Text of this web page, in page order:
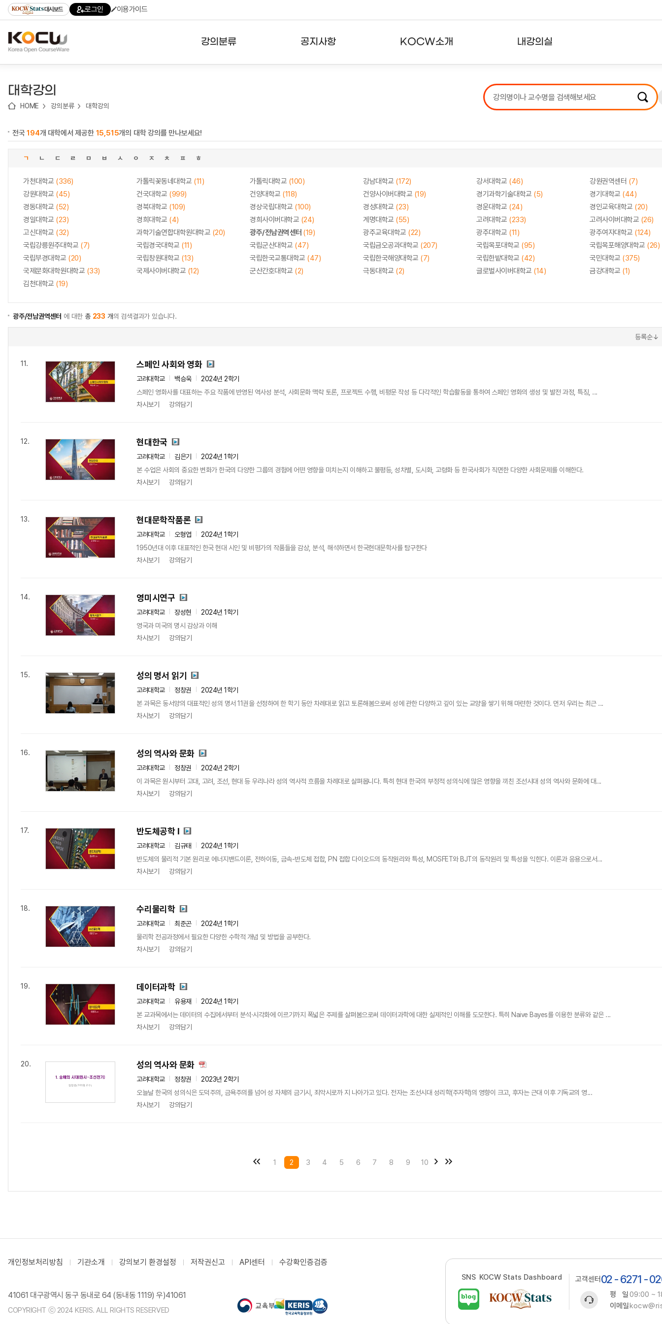
기
기
기
content)
가
대시보드 로그인 이용가이드
강의분류 공지사항 KOCW소개 내강의실
강의리스트
수강확인증강의
대학강의
HOME 강의분류 대학강의
전국194개 대학에서 제공한 15,515개의 대학 강의를 만나보세요!
ㄱ ㄴ ㄷ ㄹ ㅁ ㅂ ㅅ ㅇ ㅈ ㅊ ㅍ ㅎ
가천대학교 (336) 가톨릭꽃동네대학교 (11) 가톨릭대학교 (100) 강남대학교 (172) 강서대학교 (46) 강원권역센터 (7)
강원대학교 (45) 건국대학교 (999) 건양대학교 (118) 건양사이버대학교 (19) 경기과학기술대학교 (5) 경기대학교 (44)
경동대학교 (52) 경북대학교 (109) 경상국립대학교 (100) 경성대학교 (23) 경운대학교 (24) 경인교육대학교 (20)
경일대학교 (23) 경희대학교 (4) 경희사이버대학교 (24) 계명대학교 (55) 고려대학교 (233) 고려사이버대학교 (26)
고신대학교 (32) 과학기술연합대학원대학교 (20) 광주/전남권역센터 (19) 광주교육대학교 (22) 광주대학교 (11) 광주여자대학교 (124)
국립강릉원주대학교 (7) 국립경국대학교 (11) 국립군산대학교 (47) 국립금오공과대학교 (207) 국립목포대학교 (95) 국립목포해양대학교 (26)
국립부경대학교 (20) 국립창원대학교 (13) 국립한국교통대학교 (47) 국립한국해양대학교 (7) 국립한밭대학교 (42) 국민대학교 (375)
국제문화대학원대학교 (33) 국제사이버대학교 (12) 군산간호대학교 (2) 극동대학교 (2) 글로벌사이버대학교 (14) 금강대학교 (1)
김천대학교 (19)
광주/전남권역센터 에 대한 총 233 개의 검색결과가 있습니다.
등록순↓
11. 스페인 사회와 영화
고려대학교 백승욱
2024년 2학기
스페인 영화사를 대표하는 주요 작품에 반영된 역사성 분석, 사회문화 맥락 토론, 프로젝트 수행, 비평문 작성 등 다각적인 학습활동을 통하여 스페인 영화의 생성 및 발전 과정, 특징, ...
차시보기
강의담기
12. 현대한국
고려대학교 김은기
2024년 1학기
본 수업은 사회의 중요한 변화가 한국의 다양한 그룹의 경험에 어떤 영향을 미치는지 이해하고 불평등, 성차별, 도시화, 고령화 등 한국사회가 직면한 다양한 사회문제를 이해한다.
차시보기
강의담기
13. 현대문학작품론
고려대학교 오형엽
2024년 1학기
1950년대 이후 대표적인 한국 현대 시인 및 비평가의 작품들을 감상, 분석, 해석하면서 한국현대문학사를 탐구한다
차시보기
강의담기
14. 영미시연구
고려대학교 장성현
2024년 1학기
영국과 미국의 명시 감상과 이해
차시보기
강의담기
15. 성의 명서 읽기
고려대학교 정창권
2024년 1학기
본 과목은 동서양의 대표적인 성의 명서 11권을 선정하여 한 학기 동안 차례대로 읽고 토론해봄으로써 성에 관한 다양하고 깊이 있는 교양을 쌓기 위해 마련한 것이다. 먼저 우리는 최근 ...
차시보기
강의담기
16. 성의 역사와 문화
고려대학교 정창권
2024년 2학기
이 과목은 원시부터 고대, 고려, 조선, 현대 등 우리나라 성의 역사적 흐름을 차례대로 살펴봅니다. 특히 현대 한국의 부정적 성의식에 많은 영향을 끼친 조선시대 성의 역사와 문화에 대...
차시보기
강의담기
17. 반도체공학 I
고려대학교 김규태
2024년 1학기
반도체의 물리적 기본 원리로 에너지밴드이론, 전하이동, 금속-반도체 접합, PN 접합 다이오드의 동작원리와 특성, MOSFET와 BJT의 동작원리 및 특성을 익힌다. 이론과 응용으로서...
차시보기
강의담기
18. 수리물리학
고려대학교 최준곤
2024년 1학기
물리학 전공과정에서 필요한 다양한 수학적 개념 및 방법을 공부한다.
차시보기
강의담기
19. 데이터과학
고려대학교 유용재
2024년 1학기
본 교과목에서는 데이터의 수집에서부터 분석·시각화에 이르기까지 폭넓은 주제를 살펴봄으로써 데이터과학에 대한 실제적인 이해를 도모한다. 특히 Naive Bayes를 이용한 분류와 같은 ...
차시보기
강의담기
20. 성의 역사와 문화
고려대학교 정창권
2023년 2학기
오늘날 한국의 성의식은 도덕주의, 금욕주의를 넘어 성 자체의 금기시, 죄악시로까 지 나아가고 있다. 전자는 조선시대 성리학(주자학)의 영향이 크고, 후자는 근대 이후 기독교의 영...
차시보기
강의담기
1 2 3 4 5 6 7 8 9 10
개인정보처리방침 기관소개 강의보기 환경설정 저작권신고 API센터 수강확인증검증
41061 대구광역시 동구 동내로 64 (동내동 1119) 우)41061
COPYRIGHT ⓒ 2024 KERIS. ALL RIGHTS RESERVED
SNS KOCW Stats Dashboard 고객센터 02 - 6271 -
평 일09:00 ~
이메일